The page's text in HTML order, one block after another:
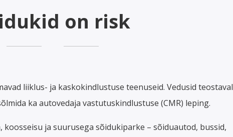
on risk
liiklus- ja kaskokindlustuse teenuseid. Vedusid teostaval
ka autovedaja vastutuskindlustuse (CMR) leping.
ja suurusega sõidukiparke – sõiduautod, bussid,